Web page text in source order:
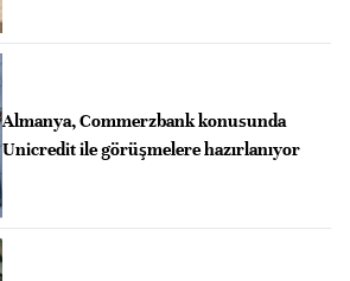
Almanya, Commerzbank konusunda
Unicredit ile görüşmelere hazırlanıyor